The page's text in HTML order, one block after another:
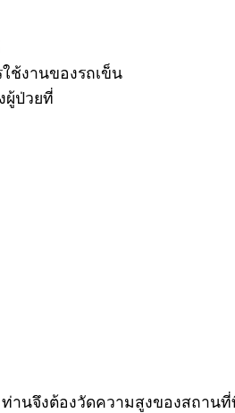
ช้งานของรถเข็น
ผู้ป่วยที่
นจึงต้องวัดความสูงของสถาน